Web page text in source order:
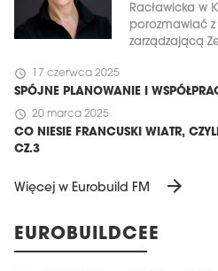
Racławicka w
porozmawiać
zarządzającą
schedule 17 czerwca 2025
SPÓJNE PLANOWANIE I
schedule 20 marca 2025
CO NIESIE FRANCUSKI WIATR,
CZ.3
Więcej w Eurobuild FM arrow_forward
EUROBUILDCEE